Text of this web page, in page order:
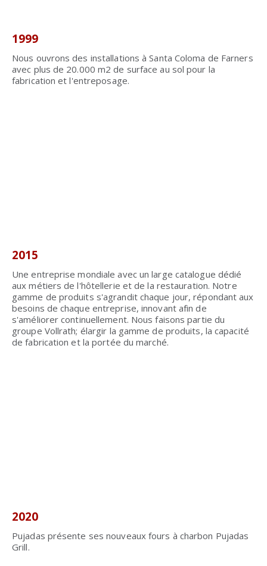
1999
Nous ouvrons des installations à Santa Coloma de Farners
avec plus de 20.000 m2 de surface au sol pour la
fabrication et l'entreposage.
2015
Une entreprise mondiale avec un large catalogue dédié
aux métiers de l'hôtellerie et de la restauration. Notre
gamme de produits s'agrandit chaque jour, répondant aux
besoins de chaque entreprise, innovant afin de
s'améliorer continuellement. Nous faisons partie du
groupe Vollrath; élargir la gamme de produits, la capacité
de fabrication et la portée du marché.
2020
Pujadas présente ses nouveaux fours à charbon Pujadas
Grill.